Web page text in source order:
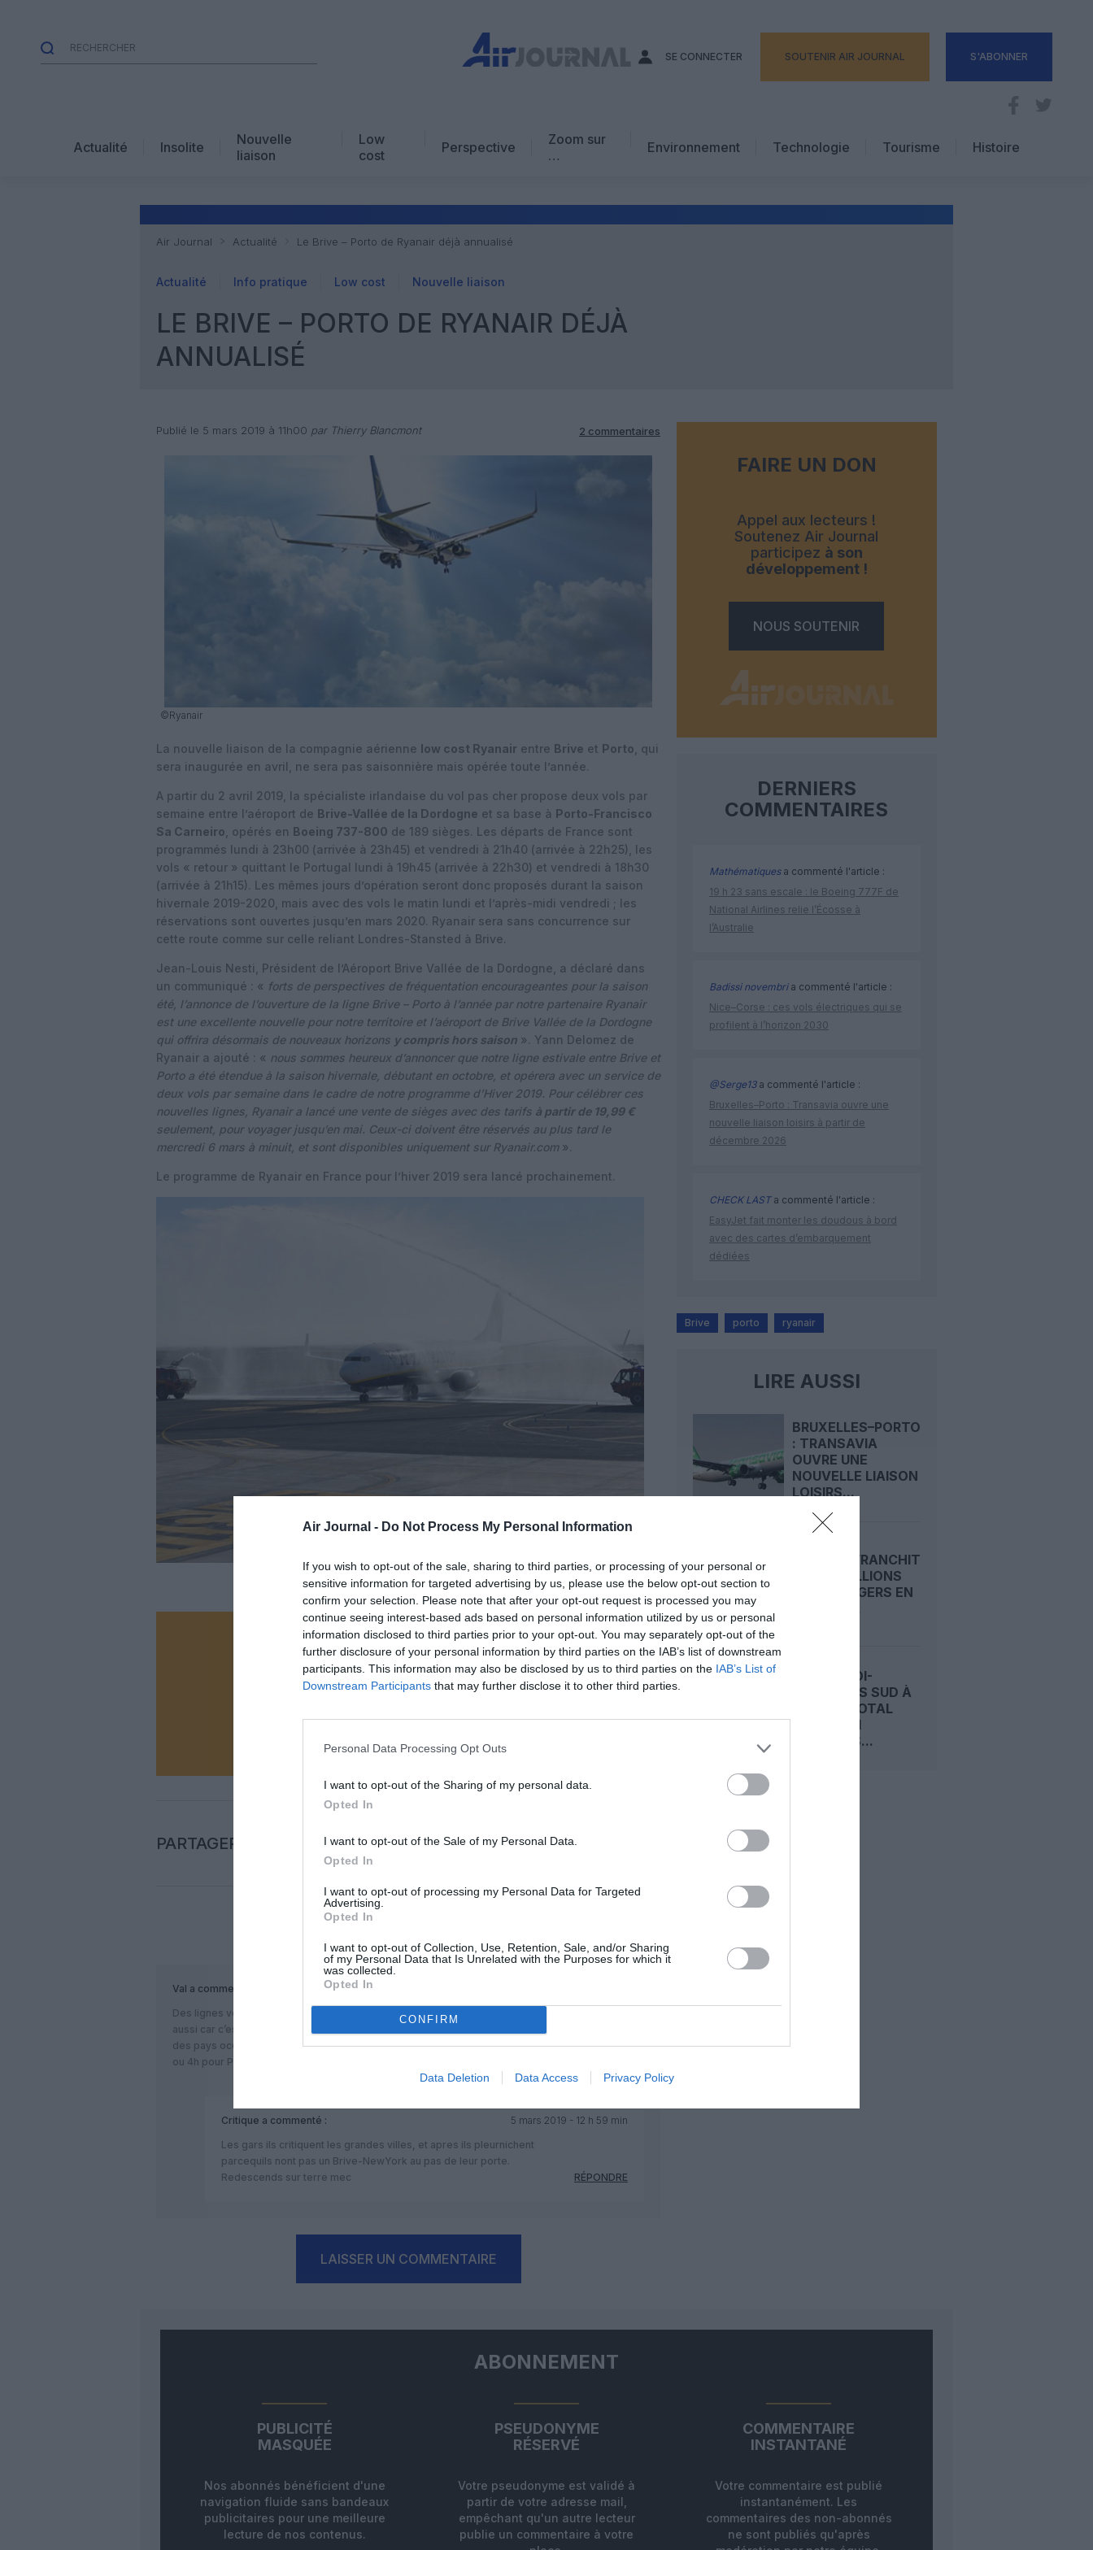
Air Journal - Do Not Process My Personal Information
If you wish to opt-out of the sale, sharing to third parties, or processing of your personal or
sensitive information for targeted advertising by us, please use the below opt-out section to
confirm your selection. Please note that after your opt-out request is processed you may
continue seeing interest-based ads based on personal information utilized by us or personal
information disclosed to third parties prior to your opt-out. You may separately opt-out of the
further disclosure of your personal information by third parties on the IAB’s list of downstream
participants. This information may also be disclosed by us to third parties on the IAB’s List of
Downstream Participants that may further disclose it to other third parties.
Personal Data Processing Opt Outs
I want to opt-out of the Sharing of my personal data.
Opted In
I want to opt-out of the Sale of my Personal Data.
Opted In
I want to opt-out of processing my Personal Data for Targeted
Advertising.
Opted In
I want to opt-out of Collection, Use, Retention, Sale, and/or Sharing
of my Personal Data that Is Unrelated with the Purposes for which it
was collected.
Opted In
CONFIRM
Data Deletion Data Access Privacy Policy
SE CONNECTER SOUTENIR AIR JOURNAL S'ABONNER
Actualité Insolite
Nouvelle
liaison
Low
cost
Perspective
Zoom sur
…
Environnement Technologie
Tourisme
Hôtellerie
Histoire
Air Journal Actualité Le Brive – Porto de Ryanair déjà annualisé
Actualité Info pratique Low cost Nouvelle liaison
LE BRIVE – PORTO DE RYANAIR DÉJÀ
ANNUALISÉ
Publié le 5 mars 2019 à 11h00 par Thierry Blancmont 2 commentaires
©Ryanair
La nouvelle liaison de la compagnie aérienne low cost Ryanair entre Brive et Porto , qui
sera inaugurée en avril, ne sera pas saisonnière mais opérée toute l’année.
A partir du 2 avril 2019, la spécialiste irlandaise du vol pas cher propose deux vols par
semaine entre l’aéroport de Brive-Vallée de la Dordogne et sa base à Porto-Francisco
Sa Carneiro , opérés en Boeing 737-800 de 189 sièges. Les départs de France sont
programmés lundi à 23h00 (arrivée à 23h45) et vendredi à 21h40 (arrivée à 22h25), les
vols « retour » quittant le Portugal lundi à 19h45 (arrivée à 22h30) et vendredi à 18h30
(arrivée à 21h15). Les mêmes jours d’opération seront donc proposés durant la saison
hivernale 2019-2020, mais avec des vols le matin lundi et l’après-midi vendredi ; les
réservations sont ouvertes jusqu’en mars 2020. Ryanair sera sans concurrence sur
cette route comme sur celle reliant Londres-Stansted à Brive.
Jean-Louis Nesti, Président de l’Aéroport Brive Vallée de la Dordogne, a déclaré dans
un communiqué : « forts de perspectives de fréquentation encourageantes pour la saison
été, l’annonce de l’ouverture de la ligne Brive – Porto à l’année par notre partenaire Ryanair
est une excellente nouvelle pour notre territoire et l’aéroport de Brive Vallée de la Dordogne
qui offrira désormais de nouveaux horizons y compris hors saison ». Yann Delomez de
Ryanair a ajouté : « nous sommes heureux d’annoncer que notre ligne estivale entre Brive et
Porto a été étendue à la saison hivernale, débutant en octobre, et opérera avec un service de
deux vols par semaine dans le cadre de notre programme d’Hiver 2019. Pour célébrer ces
nouvelles lignes, Ryanair a lancé une vente de sièges avec des tarifs à partir de 19,99 €
seulement, pour voyager jusqu’en mai. Ceux-ci doivent être réservés au plus tard le
mercredi 6 mars à minuit, et sont disponibles uniquement sur Ryanair.com».
Le programme de Ryanair en France pour l’hiver 2019 sera lancé prochainement.
Vous avez apprécié l’article ?
Soutenez-nous, faites un don !
PARTAGER L'ARTICLE
COMMENTAIRE(S)
Val a commenté :
Des lignes vers des aéroports internationaux serait peut être bien à inaugurer
aussi car c’est bien mais du moment où une personne de cette région veut sortir
des pays occidentaux européens il faut se taper 2h30 de route pour Toulouse
ou 4h pour Paris c’est un peu long…
Critique a commenté :
5 mars 2019 - 12 h 59 min
Les gars ils critiquent les grandes villes, et apres ils pleurnichent
parcequils nont pas un Brive-NewYork au pas de leur porte.
Redescends sur terre mec
RÉPONDRE
LAISSER UN COMMENTAIRE
FAIRE UN DON
Appel aux lecteurs !
Soutenez Air Journal
participez à son
développement !
NOUS SOUTENIR
DERNIERS
COMMENTAIRES
Mathématiquesa commenté l'article :
19 h 23 sans escale : le Boeing 777F de
National Airlines relie l’Écosse à
l’Australie
Badissi novembria commenté l'article :
Nice–Corse : ces vols électriques qui se
profilent à l’horizon 2030
@Serge13a commenté l'article :
Bruxelles–Porto : Transavia ouvre une
nouvelle liaison loisirs à partir de
décembre 2026
CHECK LASTa commenté l'article :
EasyJet fait monter les doudous à bord
avec des cartes d’embarquement
dédiées
Brive porto ryanair
LIRE AUSSI
BRUXELLES–PORTO
: TRANSAVIA
OUVRE UNE
NOUVELLE LIAISON
LOISIRS...
RYANAIR FRANCHIT
LES 22 MILLIONS
DE PASSAGERS EN
CHARLEROI-
BRUXELLES SUD À
L’ARRÊT TOTAL
DURANT 11
SEMAINES...
ABONNEMENT
PUBLICITÉ
MASQUÉE
Nos abonnés bénéficient d'une
navigation fluide sans bandeaux
publicitaires pour une meilleure
lecture de nos contenus.
PSEUDONYME
RÉSERVÉ
Votre pseudonyme est validé à
partir de votre adresse mail,
empêchant qu'un autre lecteur
publie un commentaire à votre
COMMENTAIRE
INSTANTANÉ
Votre commentaire est publié
instantanément. Les
commentaires des non-abonnés
ne sont publiés qu'après